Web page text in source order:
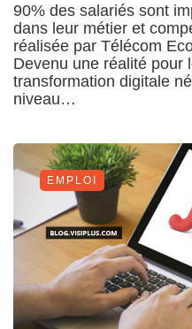
90% des salariés sont
dans leur métier et
réalisée par Télécom
Devenu une réalité pour
transformation digitale
niveau…
EMPLOI